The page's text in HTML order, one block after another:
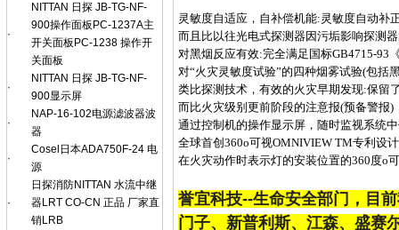
·
NITTAN 日探 JB-TG-NF-
900操作面板PC-1237A主
开关面板PC-1238 操作开
关面板
·
NITTAN 日探 JB-TG-NF-
900显示屏
·
NAP-16-102电源滤波器波
器
·
Cosel日本ADA750F-24 电
源
·
日探消防NITTAN 水流中继
器LRT CO-CN 正品 厂家直
销LRB
灵敏度自适应，自补偿机能:灵敏度自动补
而且比以往光电式探测器因污垢影响探测
对黑烟反应有效:完全满足国标GB4715-93
对“火灾灵敏度试验”的四种烟雾试验(包括
类比探测技术，有效的火灾早期发现:保留
而比火灾级别更前阶段的注意报(预备警报
通过控制机的操作显示屏，随时监视系统
全球首创360o可视OMNIVIEW TM专利设
在火灾动作时表示灯的安装位置的360度o
誉宜科技--生命安全部门，目
门子、新普利斯、江森、盛赛